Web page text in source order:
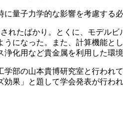
量子力学的な影響を考慮する
れたばかり。とくに、モデル
になった。また、計算機能
化用など貴金属を利用した環
部の山本貴博研究室と行われ
果」と題して学会発表が行わ